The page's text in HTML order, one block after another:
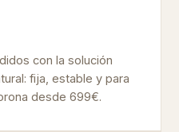
con la solución
fija, estable y para
desde 699€.